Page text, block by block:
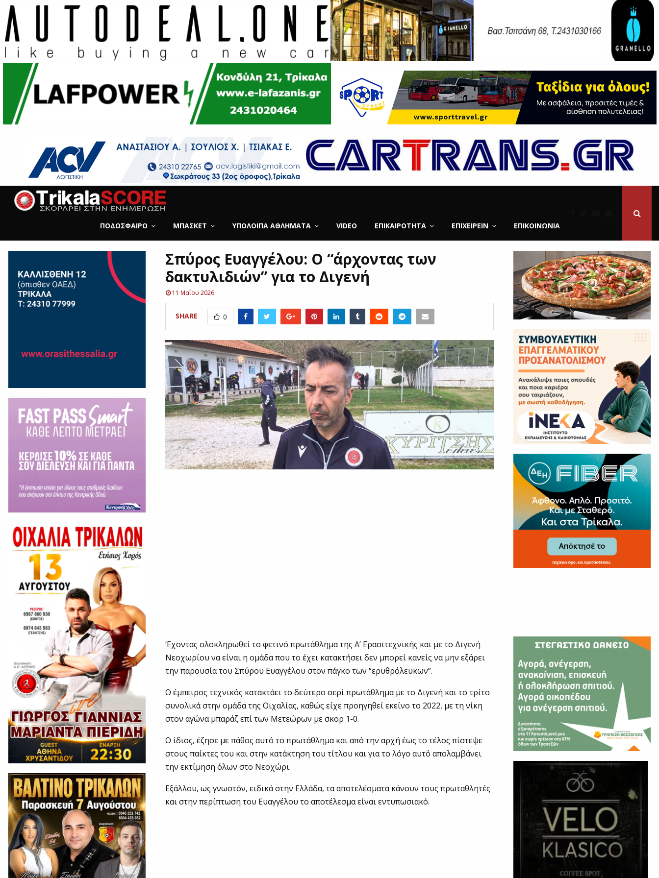
ΠΟΔΌΣΦΑΙΡΟ ΜΠΆΣΚΕΤ ΥΠΌΛΟΙΠΑ ΑΘΛΉΜΑΤΑ VIDEO ΕΠΙΚΑΙΡΌΤΗΤΑ ΕΠΙΧΕΙΡΕΙΝ ΕΠΙΚΟΙΝΩΝΊΑ
Σπύρος Ευαγγέλου: Ο “άρχοντας των
δακτυλιδιών” για το Διγενή
11 Μαΐου 2026
SHARE 0
‘Εχοντας ολοκληρωθεί το φετινό πρωτάθλημα της Α’ Ερασιτεχνικής και με το Διγενή
Νεοχωρίου να είναι η ομάδα που το έχει κατακτήσει δεν μπορεί κανείς να μην εξάρει
την παρουσία του Σπύρου Ευαγγέλου στον πάγκο των “ερυθρόλευκων”.
Ο έμπειρος τεχνικός κατακτάει το δεύτερο σερί πρωτάθλημα με το Διγενή και το τρίτο
συνολικά στην ομάδα της Οιχαλίας, καθώς είχε προηγηθεί εκείνο το 2022, με τη νίκη
στον αγώνα μπαράζ επί των Μετεώρων με σκορ 1-0.
Ο ίδιος, έζησε με πάθος αυτό το πρωτάθλημα και από την αρχή έως το τέλος πίστεψε
στους παίκτες του και στην κατάκτηση του τίτλου και για το λόγο αυτό απολαμβάνει
την εκτίμηση όλων στο Νεοχώρι.
Εξάλλου, ως γνωστόν, ειδικά στην Ελλάδα, τα αποτελέσματα κάνουν τους πρωταθλητές
και στην περίπτωση του Ευαγγέλου το αποτέλεσμα είναι εντυπωσιακό.